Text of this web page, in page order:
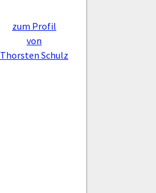
zum Profil
von
Thorsten Schulz